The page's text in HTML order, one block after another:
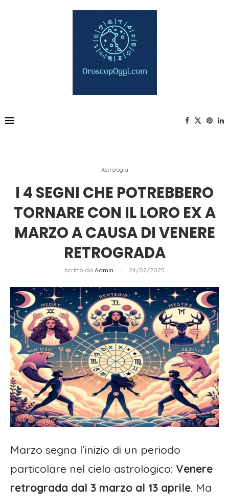
Astrologia
I 4 SEGNI CHE POTREBBERO
TORNARE CON IL LORO EX A
MARZO A CAUSA DI VENERE
RETROGRADA
scritto da Admin 24/02/2025
Marzo segna l’inizio di un periodo
particolare nel cielo astrologico: Venere
retrograda dal 3 marzo al 13 aprile. Ma